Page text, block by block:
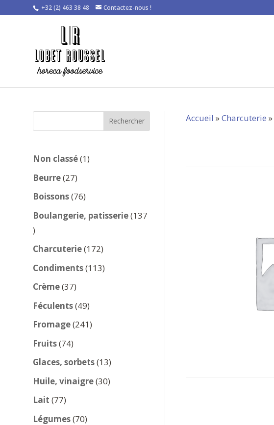
+32 (2) 463 38 48 Contactez-nous !
Rechercher
Non classé 11
Beurre 2727
produits
Boissons 7676
produits
Boulangerie, patisserie 137
137
produits
Charcuterie 172172
produits
Condiments 113113
Crème 3737
produits
Féculents 4949
produits
Fromage 241241
Fruits 7474
produits
Glaces, sorbets 1313
produits
Huile, vinaigre 3030
Lait 7777
produits
Légumes 7070
Accueil »Charcuterie »